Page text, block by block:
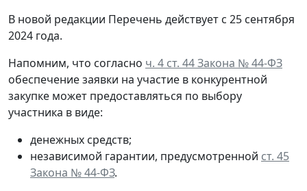
В новой редакции Перечень действует с 25 сентября
2024 года.
Напомним, что согласно ч. 4 ст. 44 Закона № 44-ФЗ
обеспечение заявки на участие в конкурентной
закупке может предоставляться по выбору
участника в виде:
денежных средств;
независимой гарантии, предусмотренной ст. 45
Закона № 44-ФЗ.